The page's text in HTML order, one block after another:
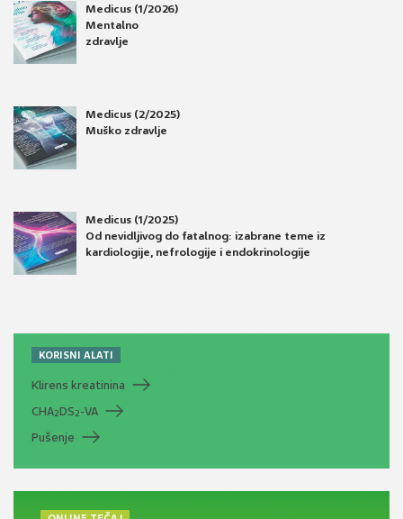
Medicus (1/2026)
Mentalno
zdravlje
Medicus (2/2025)
Muško zdravlje
Medicus (1/2025)
Od nevidljivog do fatalnog: izabrane teme iz
kardiologije, nefrologije i endokrinologije
KORISNI ALATI
Klirens kreatinina
CHA2DS2-VA
Pušenje